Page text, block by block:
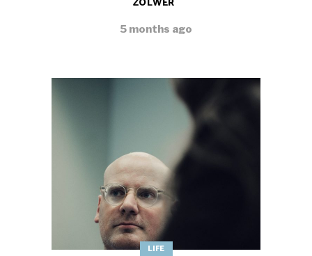
ZOLWER
5 months ago
LIFE